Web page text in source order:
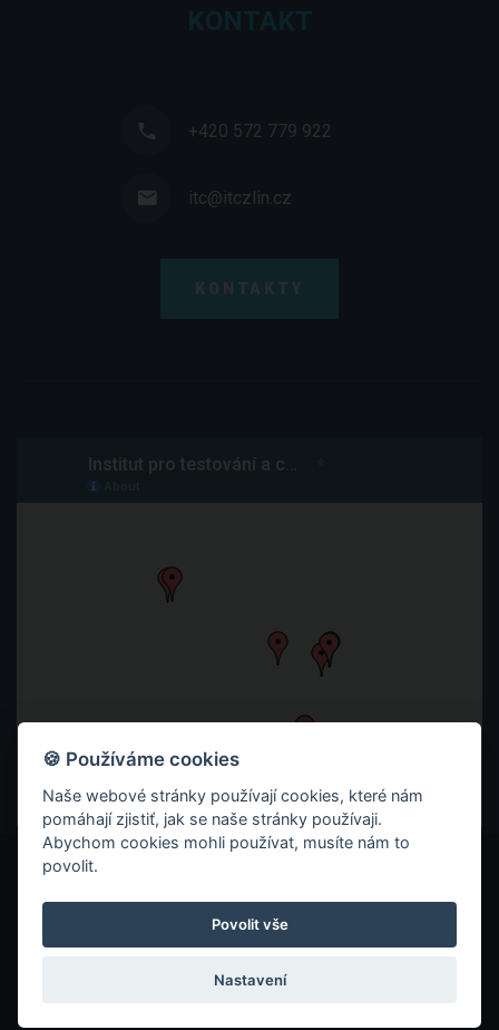
+420 572 779 922
itc@itczlin.cz
KONTAKTY
© 2026 ITC ZLÍN
ZÁSADY OCHRANY SOUKROMÍ
COOKIES
VYROBILO REKLAMNÍ STUDIO TAOX
🍪 Používáme cookies
Naše webové stránky používají cookies, které nám
pomáhají zjistiť, jak se naše stránky používaji.
Abychom cookies mohli používat, musíte nám to
povolit.
Povolit vše
Nastavení